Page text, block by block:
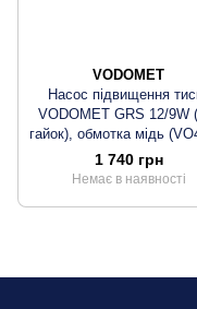
VODOMET
Насос підвищення
VODOMET GRS 12/9W
гайок), обмотка мідь
1 740 грн
Немає в наявності